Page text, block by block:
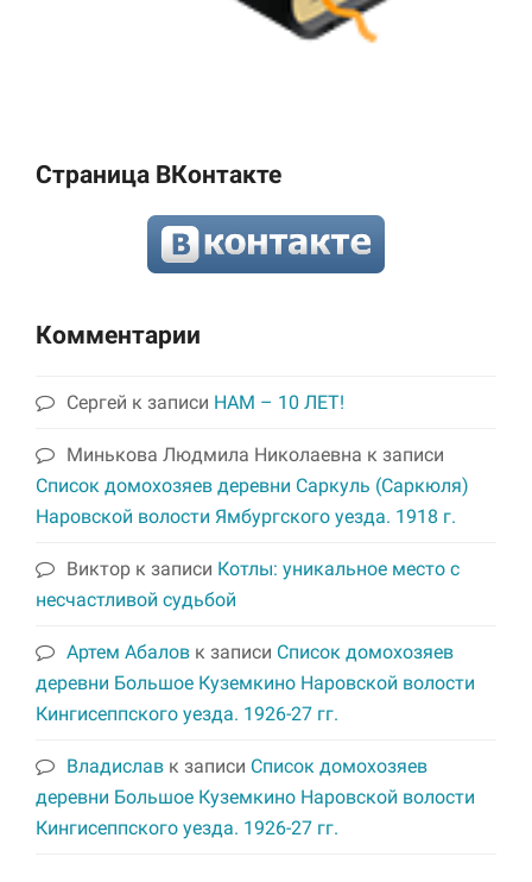
Страница ВКонтакте
Комментарии
Сергей к записи НАМ – 10 ЛЕТ!
Минькова Людмила Николаевна к записи
Список домохозяев деревни Саркуль (Саркюля)
Наровской волости Ямбургского уезда. 1918 г.
Виктор к записи Котлы: уникальное место с
несчастливой судьбой
Артем Абалов к записи Список домохозяев
деревни Большое Куземкино Наровской волости
Кингисеппского уезда. 1926-27 гг.
Владислав к записи Список домохозяев
деревни Большое Куземкино Наровской волости
Кингисеппского уезда. 1926-27 гг.